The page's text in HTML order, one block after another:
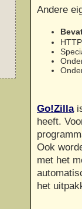
Andere
Go!Zilla
heeft.
Ook
met het
het